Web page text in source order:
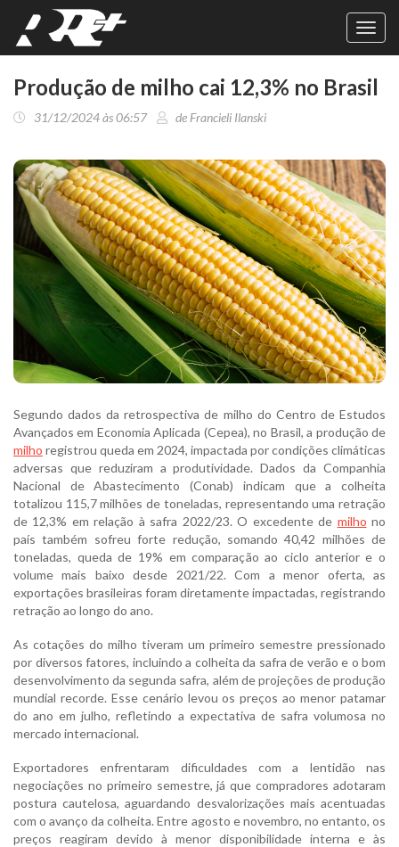
Produção de milho cai 12,3% no Brasil
31/12/2024 às 06:57 de Francieli Ilanski
Segundo dados da retrospectiva de milho do Centro de Estudos
Avançados em Economia Aplicada (Cepea), no Brasil, a produção de
milho registrou queda em 2024, impactada por condições climáticas
adversas que reduziram a produtividade. Dados da Companhia
Nacional de Abastecimento (Conab) indicam que a colheita
totalizou 115,7 milhões de toneladas, representando uma retração
de 12,3% em relação à safra 2022/23. O excedente de milho no
país também sofreu forte redução, somando 40,42 milhões de
toneladas, queda de 19% em comparação ao ciclo anterior e o
volume mais baixo desde 2021/22. Com a menor oferta, as
exportações brasileiras foram diretamente impactadas, registrando
retração ao longo do ano.
As cotações do milho tiveram um primeiro semestre pressionado
por diversos fatores, incluindo a colheita da safra de verão e o bom
desenvolvimento da segunda safra, além de projeções de produção
mundial recorde. Esse cenário levou os preços ao menor patamar
do ano em julho, refletindo a expectativa de safra volumosa no
mercado internacional.
Exportadores enfrentaram dificuldades com a lentidão nas
negociações no primeiro semestre, já que compradores adotaram
postura cautelosa, aguardando desvalorizações mais acentuadas
com o avanço da colheita. Entre agosto e novembro, no entanto, os
preços reagiram devido à menor disponibilidade interna e às